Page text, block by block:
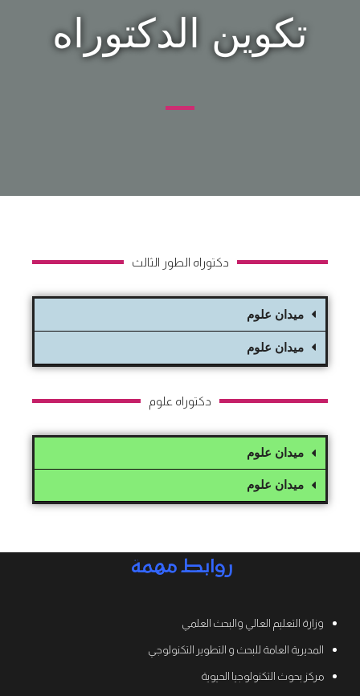
تكوين الدكتوراه
دكتوراه الطور الثالث
ميدان علوم
ميدان علوم
دكتوراه علوم
ميدان علوم
ميدان علوم
روابط مهمة
وزارة التعليم العالي والبحث العلمي
المديرية العامة للبحث و التطوير التكنولوجي
مركز بحوث التكنولوجيا الحيوية